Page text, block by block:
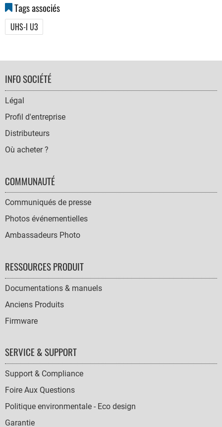
Tags associés
UHS-I U3
FOOTER
NAVIGATION
INFO SOCIÉTÉ
Légal
Profil d'entreprise
Distributeurs
Où acheter ?
COMMUNAUTÉ
Communiqués de presse
Photos événementielles
Ambassadeurs Photo
RESSOURCES PRODUIT
Documentations & manuels
Anciens Produits
Firmware
SERVICE & SUPPORT
Support & Compliance
Foire Aux Questions
Politique environmentale - Eco design
Garantie